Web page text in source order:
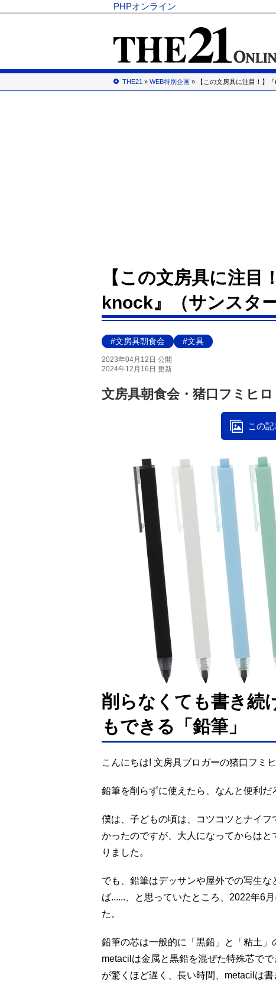
PHPオンライン
THE21 » WEB特別企画 » 【この文房具に注目！】
【この文房具に注
knock』（サンスター
#文房具朝食会 #文具
2023年04月12日 公開
2024年12月16日 更新
文房具朝食会・猪口フミヒロ
この記
削らなくても書き続
もできる「鉛筆」
こんにちは! 文房具ブロガーの猪口フミヒ
鉛筆を削らずに使えたら、なんと便利だ
僕は、子どもの頃は、コツコツとナイ
かったのですが、大人になってからは
りました。
でも、鉛筆はデッサンや屋外での写生
ば......、と思っていたところ、2022年6
た。
鉛筆の芯は一般的に「黒鉛」と「粘土」
metacilは金属と黒鉛を混ぜた特殊芯で
が驚くほど遅く、長い時間、metacilは書